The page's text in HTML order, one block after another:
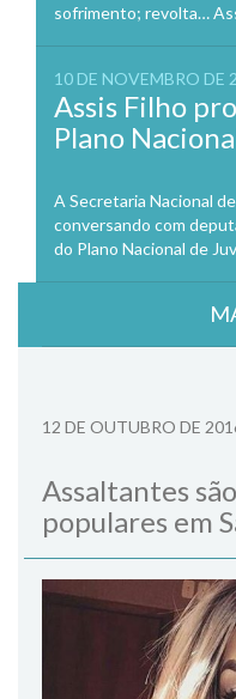
sofrimento; revolta…
10 DE NOVEMBRO DE
Assis Filho
Plano
A Secretaria Nacional
conversando com
do Plano Nacional de
12 DE OUTUBRO DE
Assaltantes
populares em